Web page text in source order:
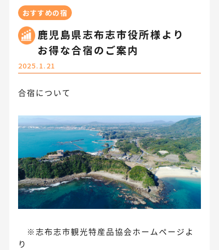
鹿児島県志布志市役所様より
お得な合宿のご案内
おすすめの宿
2025.1.21
合宿について
※志布志市観光特産品協会ホームページよ
り